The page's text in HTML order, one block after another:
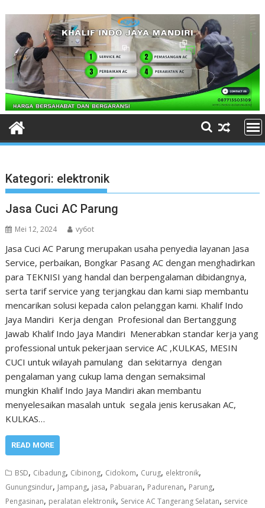
content
Kategori: elektronik
Jasa Cuci AC Parung
Mei 12, 2024 vy6ot
Jasa Cuci AC Parung merupakan usaha penyedia layanan Jasa
Service, perbaikan, Bongkar Pasang AC dengan menghadirkan
para TEKNISI yang handal dan berpengalaman dibidangnya,
serta tarif service yang terjangkau dan kami siap membantu
mencarikan solusi kepada calon pelanggan kami. Khalif Indo
Jaya Mandiri Kerja dengan Profesional dan Bertanggung
Jawab Khalif Indo Jaya Mandiri Menerabkan standar kerja yang
professional untuk pekerjaan service AC ,KULKAS, MESIN
CUCI untuk wilayah pamulang dan sekitarnya dengan
pengalaman yang cukup lama dengan semaksimal
mungkin Khalif Indo Jaya Mandiri akan membantu
menyelesaikan masalah untuk segala jenis kerusakan AC,
KULKAS…
READ MORE
BSD, Cibadung, Cibinong, Cidokom, Curug, elektronik,
Gunungsindur, Jampang, jasa, Pabuaran, Padurenan, Parung,
Pengasinan, peralatan elektronik, Service AC Tangerang Selatan, service